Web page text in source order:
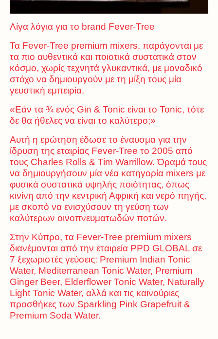
Λίγα λόγια για το brand Fever-Tree
Τα Fever-Tree premium mixers, παράγονται με
τα πιο αυθεντικά και ποιοτικά συστατικά στον
κόσμο, χωρίς τεχνητά γλυκαντικά, με μοναδικό
στόχο να δημιουργούν με τη μίξη τους μία
γευστική εμπειρία.
«Εάν τα ¾ ενός Gin & Tonic είναι το Tonic, τότε
δε θα ήθελες να είναι το καλύτερο;»
Αυτή η ερώτηση έδωσε το έναυσμα για την
ίδρυση της εταιρίας Fever-Tree το 2005 από
τους Charles Rolls & Tim Warrillow. Όραμά τους
να δημιουργήσουν μία νέα κατηγορία mixers με
φυσικά συστατικά υψηλής ποιότητας, όπως
κινίνη από την κεντρική Αφρική και νερό πηγής,
με σκοπό να ενισχύσουν τη γεύση των
καλύτερων οινοπνευματωδών ποτών.
Στην Κύπρο, τα Fever-Tree premium mixers
διανέμονται από την εταιρεία PPD GLOBAL σε
7 ξεχωριστές γεύσεις: Premium Indian Tonic
Water, Mediterranean Tonic Water, Premium
Ginger Beer, Elderflower Tonic Water, Naturally
Light Tonic Water, αλλά και τις καινούριες
προσθήκες των Sparkling Pink Grapefruit &
Premium Soda Water.